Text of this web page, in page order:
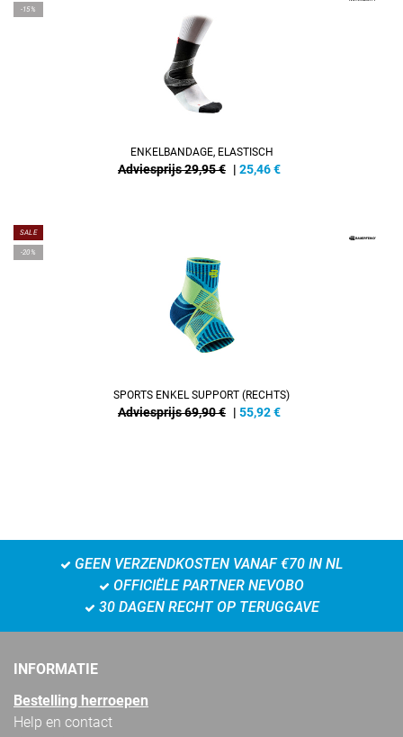
-15%
ENKELBANDAGE, ELASTISCH
Adviesprijs 29,95 € | 25,46€
SALE
-20%
SPORTS ENKEL SUPPORT (RECHTS)
Adviesprijs 69,90 € | 55,92€
GEEN VERZENDKOSTEN VANAF €70 IN NL
OFFICIËLE PARTNER NEVOBO
30 DAGEN RECHT OP TERUGGAVE
INFORMATIE
Bestelling herroepen
Help en contact